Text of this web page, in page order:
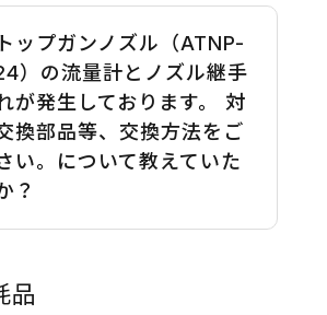
ップガンノズル（ATNP-
）の流量計とノズル継手
が発生しております。 対
換部品等、交換方法をご
い。について教えていた
？
品